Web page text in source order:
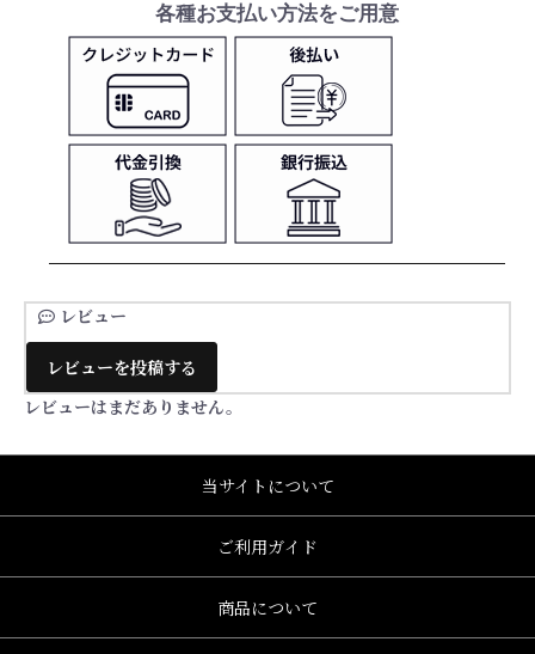
各種お支払い方法をご用意
レビュー
レビューを投稿する
レビューはまだありません。
当サイトについて
ご利用ガイド
商品について